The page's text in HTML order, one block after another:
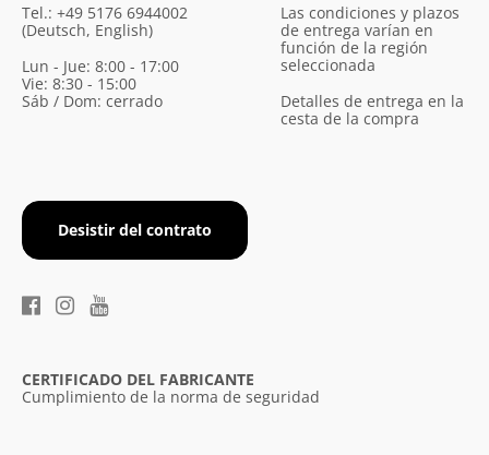
Tel.: +49 5176 6944002
(Deutsch, English)
Lun - Jue: 8:00 - 17:00
Vie: 8:30 - 15:00
Sáb / Dom: cerrado
Desistir del contrato
Las condiciones y plazos
de entrega varían en
función de la región
seleccionada
Detalles de entrega en la
cesta de la compra
CERTIFICADO DEL FABRICANTE
Cumplimiento de la norma de seguridad